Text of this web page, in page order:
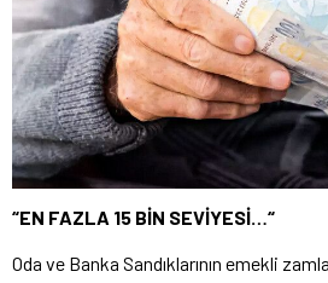
“EN FAZLA 15 BİN SEVİYESİ… “
Oda ve Banka Sandıklarının emekli